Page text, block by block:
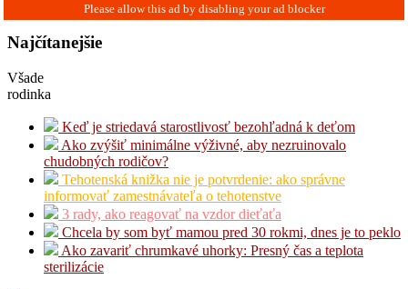
Najčítanejšie
Všade
rodinka
Keď je striedavá starostlivosť bezohľadná k deťom
Ako zvýšiť minimálne výživné, aby nezruinovalo
chudobných rodičov?
Tehotenská knižka nie je potvrdenie: ako správne
informovať zamestnávateľa o tehotenstve
3 rady, ako reagovať na vzdor dieťaťa
Chcela by som byť mamou pred 30 rokmi, dnes je to peklo
Ako zavariť chrumkavé uhorky: Presný čas a teplota
sterilizácie